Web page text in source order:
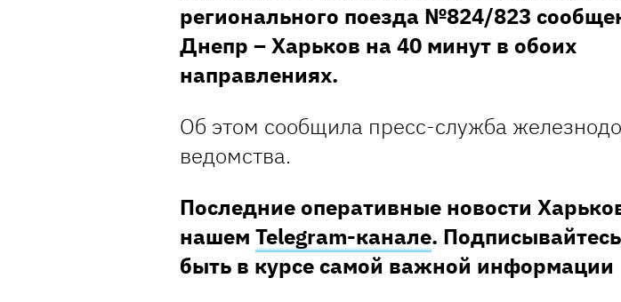
регионального поезда №824/823
Днепр – Харьков на 40 минут в обоих
направлениях.
Об этом сообщила пресс-служба
ведомства.
Последние оперативные новости
нашем Telegram-канале.
быть в курсе самой важной информации